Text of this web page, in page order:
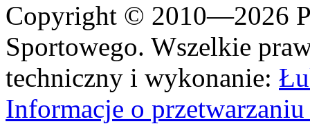
Copyright © 2010—2026
Sportowego. Wszelkie
techniczny i wykonanie:
Informacje o